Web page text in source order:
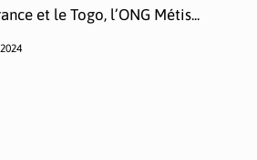
et le Togo, l’ONG Métis...